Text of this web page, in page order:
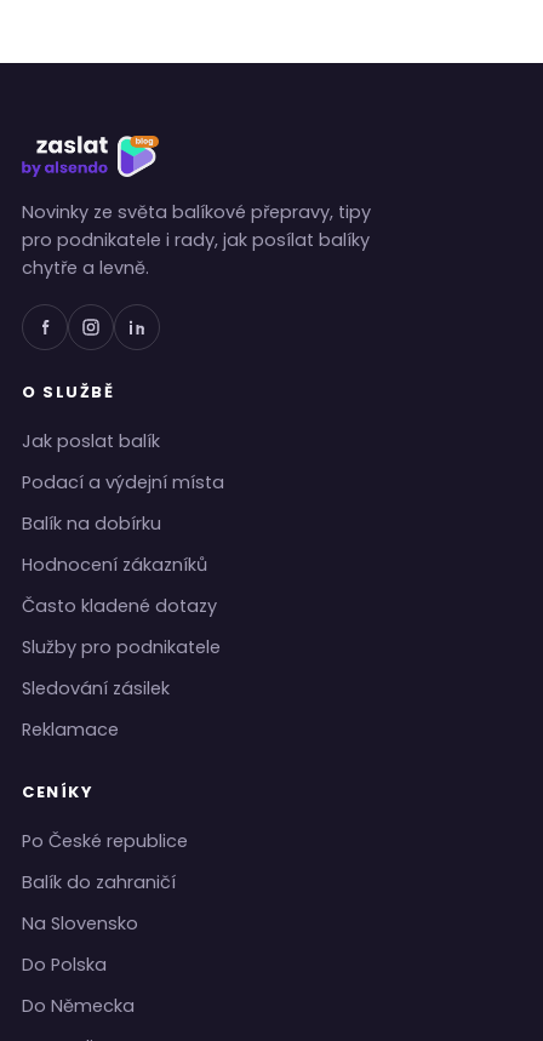
Novinky ze světa balíkové přepravy, tipy
pro podnikatele i rady, jak posílat balíky
chytře a levně.
O SLUŽBĚ
Jak poslat balík
Podací a výdejní místa
Balík na dobírku
Hodnocení zákazníků
Často kladené dotazy
Služby pro podnikatele
Sledování zásilek
Reklamace
CENÍKY
Po České republice
Balík do zahraničí
Na Slovensko
Do Polska
Do Německa